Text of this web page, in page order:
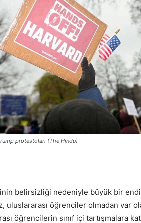
protestoları (The Hindu)
belirsizliği nedeniyle büyük bir
uluslararası öğrenciler olmadan var
öğrencilerin sınıf içi tartışmalara